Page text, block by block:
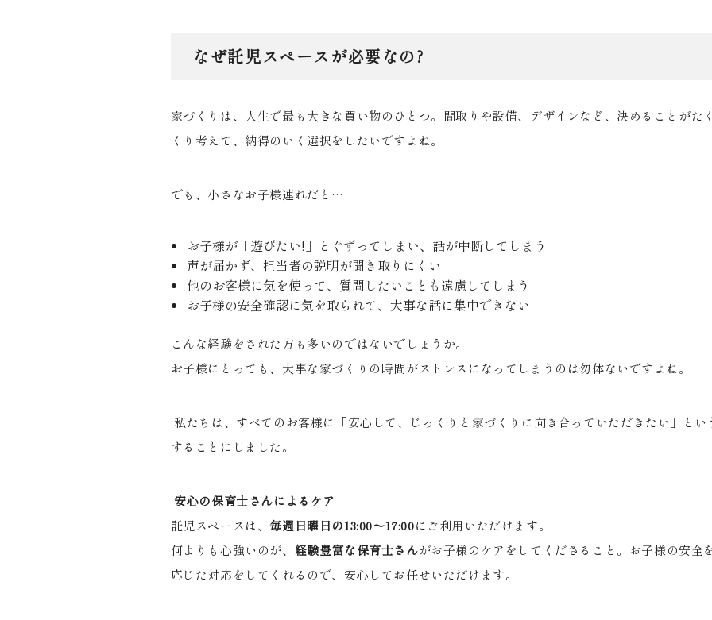
なぜ託児スペースが必要なの?
家づくりは、人生で最も大きな買い物のひとつ。間取りや設備、デザインなど、決めることがた
くり考えて、納得のいく選択をしたいですよね。
でも、小さなお子様連れだと …
お子様が「遊びたい! 」とぐずってしまい、話が中断してしまう
声が届かず、担当者の説明が聞き取りにくい
他のお客様に気を使って、質問したいことも遠慮してしまう
お子様の安全確認に気を取られて、大事な話に集中できない
こんな経験をされた方も多いのではないでしょうか。
お子様にとっても、大事な家づくりの時間がストレスになってしまうのは勿体ないですよね。
私たちは、すべてのお客様に「安心して、じっくりと家づくりに向き合っていただきたい」と
することにしました。
安心の保育士さんによるケア
託児スペースは、毎週日曜日の13:00～17:00にご利用いただけます。
何よりも心強いのが、 経験豊富な保育士さんがお子様のケアをしてくださること。お子様の安全
応じた対応をしてくれるので、安心してお任せいただけます。